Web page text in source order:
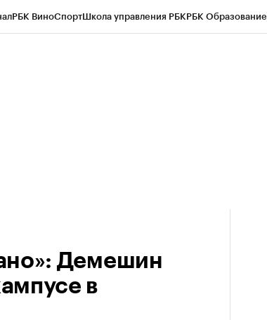
РБК ВиноСпортШкола управления РБКРБК Образование
Демешин
в